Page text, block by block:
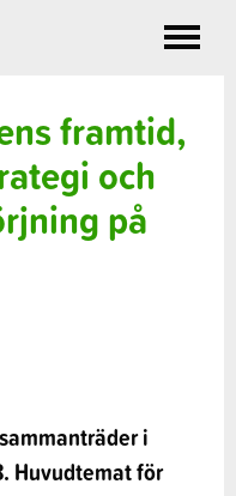
Toggle
framtid,
och
på
i
Huvudtemat för